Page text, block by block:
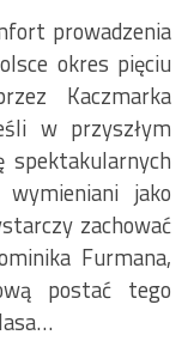
prowadzenia
okres pięciu
Kaczmarka
w przyszłym
spektakularnych
jako
zachować
Furmana,
postać tego